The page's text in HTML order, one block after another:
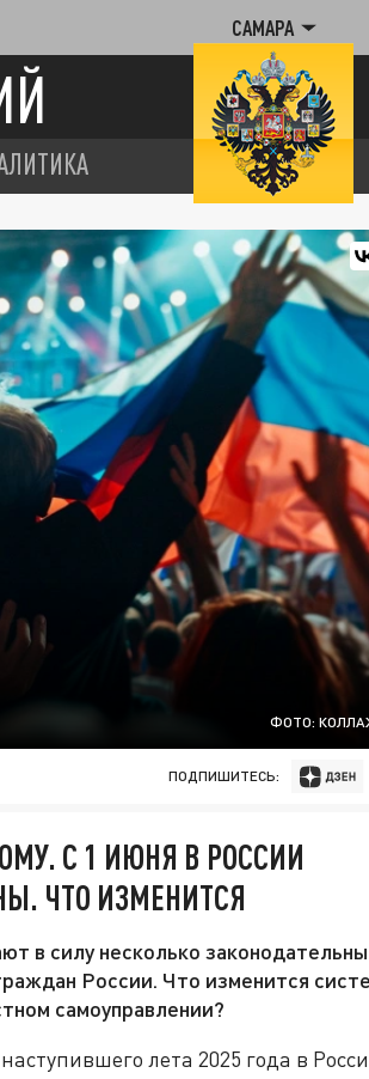
САМАРА
ФОТО:
ПОДПИШИТЕСЬ:
С 1 ИЮНЯ В РОССИИ
ЧТО ИЗМЕНИТСЯ
в силу несколько
России. Что изменится
самоуправлении?
лета 2025 года в